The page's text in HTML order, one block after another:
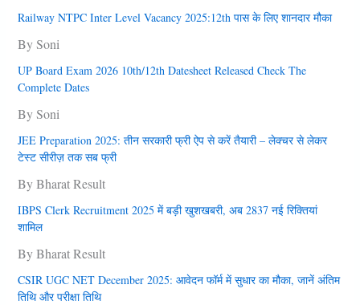
Railway NTPC Inter Level Vacancy 2025:12th पास के लिए शानदार मौका
By Soni
UP Board Exam 2026 10th/12th Datesheet Released Check The
Complete Dates
By Soni
JEE Preparation 2025: तीन सरकारी फ्री ऐप से करें तैयारी – लेक्चर से लेकर
टेस्ट सीरीज़ तक सब फ्री
By Bharat Result
IBPS Clerk Recruitment 2025 में बड़ी खुशखबरी, अब 2837 नई रिक्तियां
शामिल
By Bharat Result
CSIR UGC NET December 2025: आवेदन फॉर्म में सुधार का मौका, जानें अंतिम
तिथि और परीक्षा तिथि